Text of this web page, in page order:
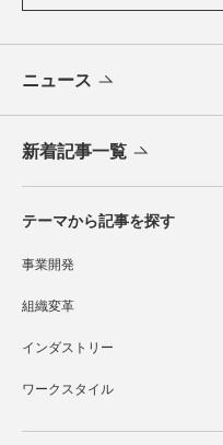
ニュース
新着記事一覧
テーマから記事を探す
事業開発
組織変革
インダストリー
ワークスタイル